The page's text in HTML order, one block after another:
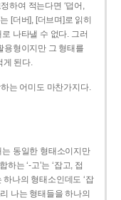
하여 적는다면 ‘덥어,
[더버], [더브며]로 읽히
나타낼 수 없다. 그러
용형이지만 그 형태를
게 된다.
는 어미도 마찬가지다.
는 동일한 형태소이지만
는 ‘-고’는 ‘잡고, 접
하나의 형태소인데도 ‘잡
나는 형태들을 하나의